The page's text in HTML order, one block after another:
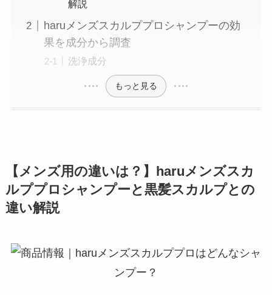
解説
haruメンズスカルププロシャンプーの効
果を成分から調査
洗浄成分
もっと見る
【メンズ用の違いは？】haruメンズスカ
ルププロシャンプーと黒髪スカルプとの
違い解説